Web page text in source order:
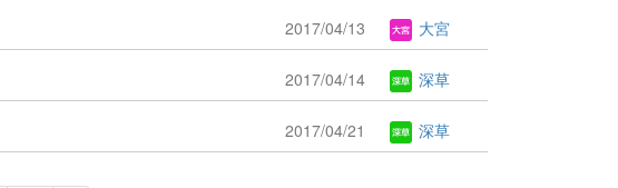
2017/04/13 大宮
2017/04/14 深草
2017/04/21 深草